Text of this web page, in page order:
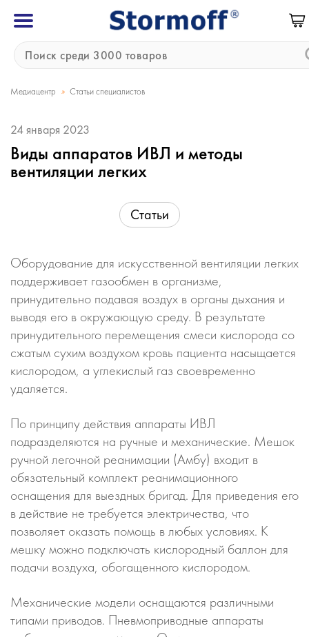
Медиацентр » Статьи специалистов
24 января 2023
Виды аппаратов ИВЛ и методы
вентиляции легких
Статьи
Оборудование для искусственной вентиляции легких
поддерживает газообмен в организме,
принудительно подавая воздух в органы дыхания и
выводя его в окружающую среду. В результате
принудительного перемещения смеси кислорода со
сжатым сухим воздухом кровь пациента насыщается
кислородом, а углекислый газ своевременно
удаляется.
По принципу действия аппараты ИВЛ
подразделяются на ручные и механические. Мешок
ручной легочной реанимации (Амбу) входит в
обязательный комплект реанимационного
оснащения для выездных бригад. Для приведения его
в действие не требуется электричества, что
позволяет оказать помощь в любых условиях. К
мешку можно подключать кислородный баллон для
подачи воздуха, обогащенного кислородом.
Механические модели оснащаются различными
типами приводов. Пневмоприводные аппараты